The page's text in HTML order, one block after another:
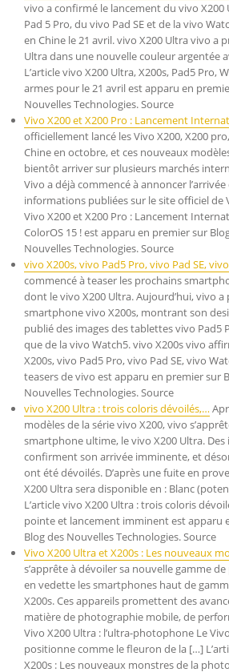
vivo a confirmé le lancement du vivo X200
Pad 5 Pro, du vivo Pad SE et de la vivo
en Chine le 21 avril. vivo X200 Ultra vivo a
Ultra dans une nouvelle couleur argentée
L’article vivo X200 Ultra, X200s, Pad5 Pro,
armes pour le 21 avril est apparu en
Nouvelles Technologies. Source
Vivo X200 et X200 Pro : Lancement
officiellement lancé les Vivo X200, X200
Chine en octobre, et ces nouveaux
bientôt arriver sur plusieurs marchés
Vivo a déjà commencé à annoncer
informations publiées sur le site officiel de
Vivo X200 et X200 Pro : Lancement
ColorOS 15 ! est apparu en premier sur
Nouvelles Technologies. Source
vivo X200s, vivo Pad5 Pro, vivo Pad SE,
commencé à teaser les prochains
dont le vivo X200 Ultra. Aujourd’hui, vivo a
smartphone vivo X200s, montrant son
publié des images des tablettes vivo Pad5
que de la vivo Watch5. vivo X200s vivo
X200s, vivo Pad5 Pro, vivo Pad SE, vivo
teasers de vivo est apparu en premier sur
Nouvelles Technologies. Source
vivo X200 Ultra : trois coloris dévoilés,…
modèles de la série vivo X200, vivo
smartphone ultime, le vivo X200 Ultra. Des
confirment son arrivée imminente, et
ont été dévoilés. D’après une fuite en
X200 Ultra sera disponible en : Blanc
L’article vivo X200 Ultra : trois coloris
pointe et lancement imminent est apparu
Blog des Nouvelles Technologies. Source
Vivo X200 Ultra et X200s : Les nouveaux
s’apprête à dévoiler sa nouvelle gamme
en vedette les smartphones haut de
X200s. Ces appareils promettent des
matière de photographie mobile, de
Vivo X200 Ultra : l’ultra-photophone Le
positionne comme le fleuron de la […]
X200s : Les nouveaux monstres de la